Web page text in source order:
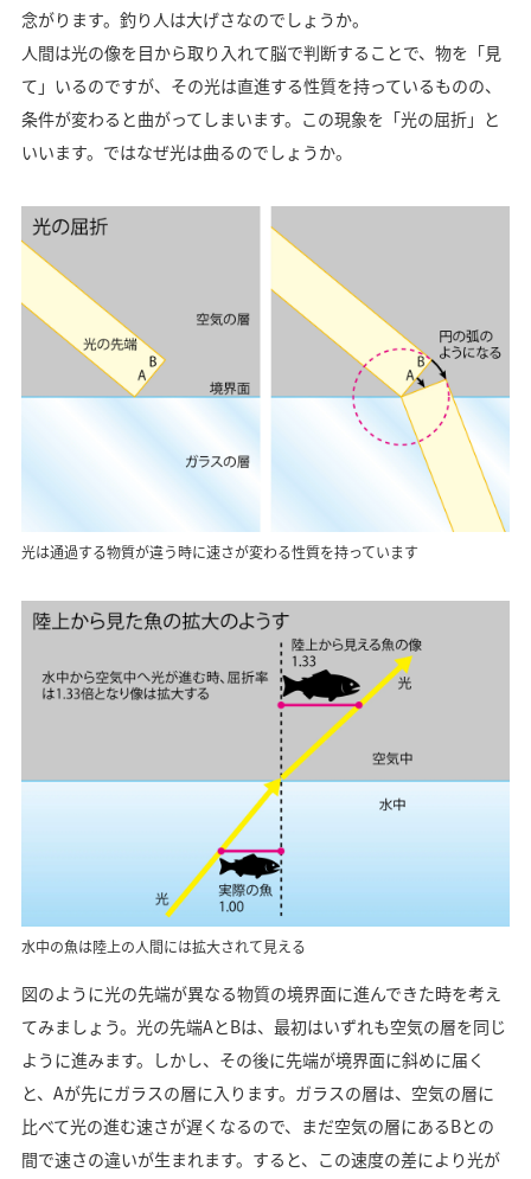
念がります。釣り人は大げさなのでしょうか。
人間は光の像を目から取り入れて脳で判断することで、物を「見
て」いるのですが、その光は直進する性質を持っているものの、
条件が変わると曲がってしまいます。この現象を「光の屈折」と
いいます。ではなぜ光は曲るのでしょうか。
光は通過する物質が違う時に速さが変わる性質を持っています
水中の魚は陸上の人間には拡大されて見える
図のように光の先端が異なる物質の境界面に進んできた時を考え
てみましょう。光の先端AとBは、最初はいずれも空気の層を同じ
ように進みます。しかし、その後に先端が境界面に斜めに届く
と、Aが先にガラスの層に入ります。ガラスの層は、空気の層に
比べて光の進む速さが遅くなるので、まだ空気の層にあるBとの
間で速さの違いが生まれます。すると、この速度の差により光が